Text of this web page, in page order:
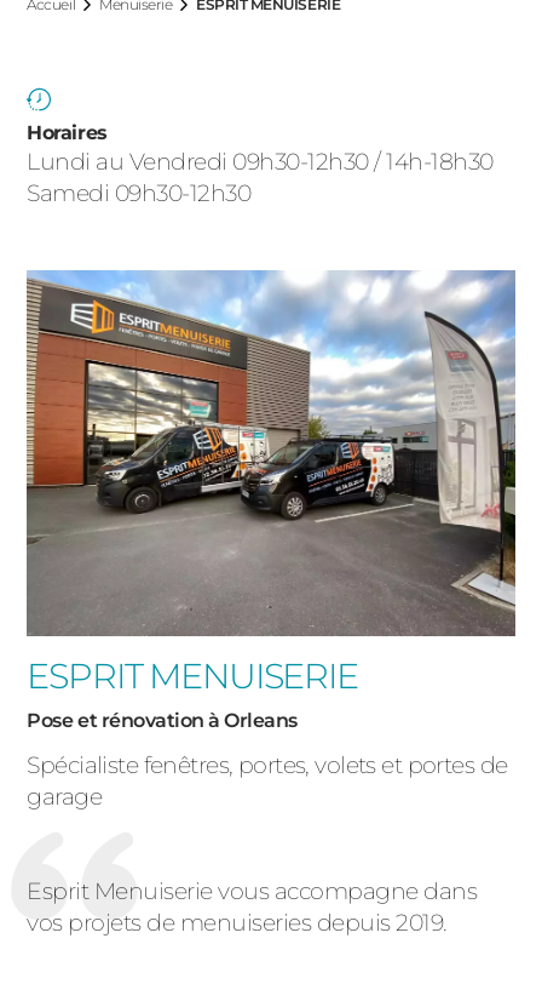
Accueil Menuiserie ESPRIT MENUISERIE
Horaires
Lundi au Vendredi 09h30-12h30 / 14h-18h30
Samedi 09h30-12h30
ESPRIT MENUISERIE
Pose et rénovation à Orleans
Spécialiste fenêtres, portes, volets et portes de
garage
Esprit Menuiserie vous accompagne dans
vos projets de menuiseries depuis 2019.
ACIER